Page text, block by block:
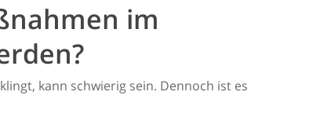
im
kann schwierig sein. Dennoch ist es